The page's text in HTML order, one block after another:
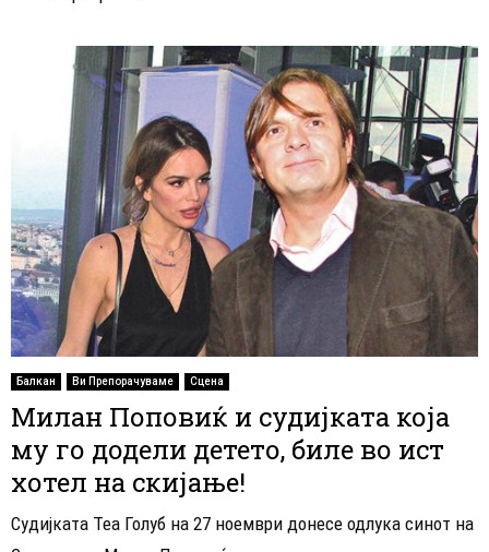
Балкан Ви Препорачуваме Сцена
Милан Поповиќ и судијката која
му го додели детето, биле во ист
хотел на скијање!
Судијката Теа Голуб на 27 ноември донесе одлука синот на